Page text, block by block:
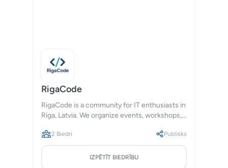
RigaCode
RigaCode is a community for IT enthusiasts in
Riga, Latvia. We organize events, workshops,
designers, and other tech enthusiasts.
2 Biedri Publisks
IZPĒTĪT BIEDRĪBU